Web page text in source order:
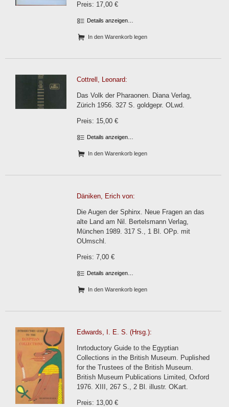
Preis: 17,00 €
Details anzeigen…
In den Warenkorb legen
Cottrell, Leonard:
Das Volk der Pharaonen. Diana Verlag,
Zürich 1956. 327 S. goldgepr. OLwd.
Preis: 15,00 €
Details anzeigen…
In den Warenkorb legen
Däniken, Erich von:
Die Augen der Sphinx. Neue Fragen an das
alte Land am Nil. Bertelsmann Verlag,
München 1989. 317 S., 1 Bl. OPp. mit
OUmschl.
Preis: 7,00 €
Details anzeigen…
In den Warenkorb legen
Edwards, I. E. S. (Hrsg.):
Inrtoductory Guide to the Egyptian
Collections in the British Museum. Puplished
for the Trustees of the British Museum.
British Museum Publications Limited, Oxford
1976. XIII, 267 S., 2 Bl. illustr. OKart.
Preis: 13,00 €